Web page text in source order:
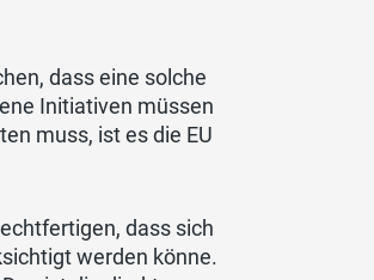
dass eine solche
Initiativen müssen
muss, ist es die EU
dass sich
werden könne.